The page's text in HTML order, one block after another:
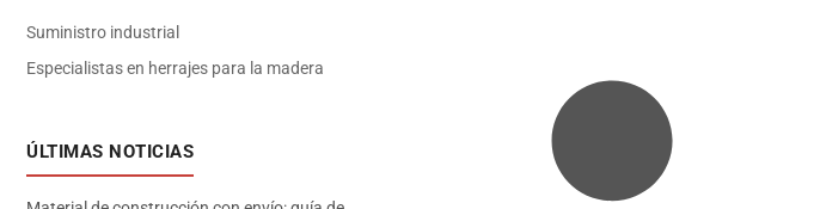
Suministro industrial
Especialistas en herrajes para la madera
ÚLTIMAS NOTICIAS